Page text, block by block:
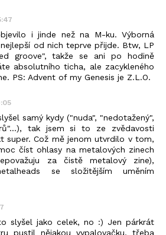
i jinde než na M-ku. Výborná
od nich teprve přijde. Btw, LP
groove", takže se ani po hodině
absolutního ticha, ale zacykleného
PS: Advent of my Genesis je Z.L.O.
samý kydy ("nuda", "nedotažený",
tak jsem si to ze zvědavosti
super. Což mě jenom utvrdilo v tom,
číst ohlasy na metalových zinech
za čistě metalový zine),
se složitějším uměním
slyšel jako celek, no :) Jen párkrát
pustil nějakou vypalovačku, třeba